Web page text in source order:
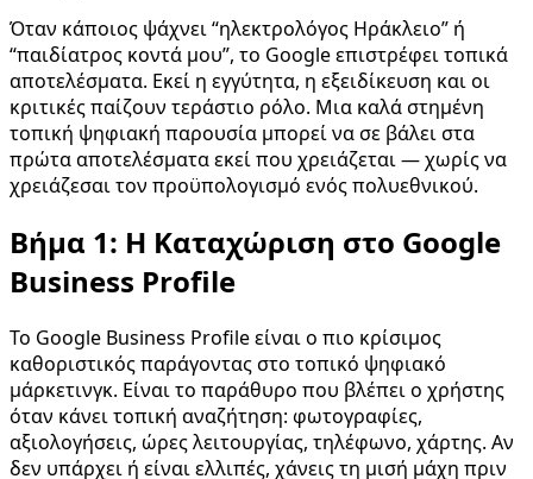
Όταν κάποιος ψάχνει “ηλεκτρολόγος Ηράκλειο” ή
“παιδίατρος κοντά μου”, το Google επιστρέφει τοπικά
αποτελέσματα. Εκεί η εγγύτητα, η εξειδίκευση και οι
κριτικές παίζουν τεράστιο ρόλο. Μια καλά στημένη
τοπική ψηφιακή παρουσία μπορεί να σε βάλει στα
πρώτα αποτελέσματα εκεί που χρειάζεται — χωρίς να
χρειάζεσαι τον προϋπολογισμό ενός πολυεθνικού.
Βήμα 1: Η Καταχώριση στο Google
Business Profile
Το Google Business Profile είναι ο πιο κρίσιμος
καθοριστικός παράγοντας στο τοπικό ψηφιακό
μάρκετινγκ. Είναι το παράθυρο που βλέπει ο χρήστης
όταν κάνει τοπική αναζήτηση: φωτογραφίες,
αξιολογήσεις, ώρες λειτουργίας, τηλέφωνο, χάρτης. Αν
δεν υπάρχει ή είναι ελλιπές, χάνεις τη μισή μάχη πριν